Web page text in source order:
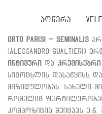
ᲐᲦᲬᲔᲠᲐ
Orto Parisi – Seminalis
(Alessandro Gualtieri)
ინტიმური
და კრემისებრი
სიცოცხლის დასაწყისს
მიზიდულობას. სახელი
რომელიც
კომპოზიცია შეიცავს ე.წ.